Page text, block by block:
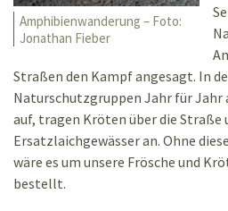
Amphibienwanderung – Foto:
Jonathan Fieber
Straßen den Kampf angesagt. In
Naturschutzgruppen Jahr für Jahr
auf, tragen Kröten über die Straße
Ersatzlaichgewässer an. Ohne
wäre es um unsere Frösche und
bestellt.